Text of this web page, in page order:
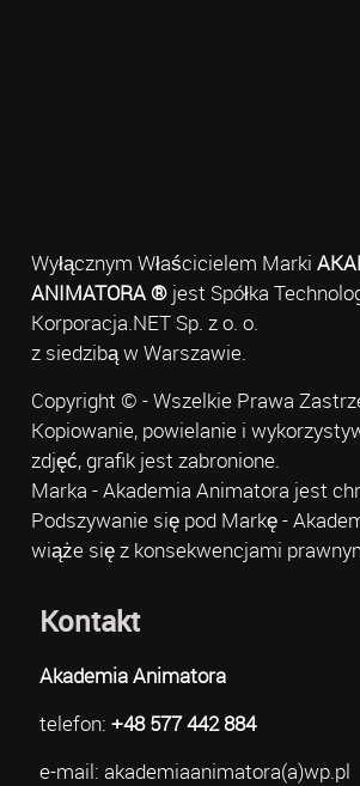
Wyłącznym Właścicielem Marki
ANIMATORA ®jest Spółka
Korporacja.NET Sp. z o. o.
z siedzibą w Warszawie.
Copyright © - Wszelkie Prawa
Kopiowanie, powielanie i
zdjęć, grafik jest zabronione.
Marka - Akademia Animatora jest
Podszywanie się pod Markę -
wiąże się z konsekwencjami
Kontakt
Akademia Animatora
telefon: +48 577 442 884
e-mail: akademiaanimatora(a)wp.pl